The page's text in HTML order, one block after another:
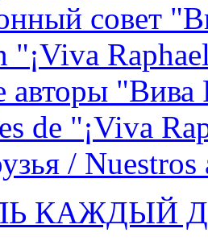
совет
"¡Viva
"Вива
de "¡Viva
/ Nuestros
КАЖДЫЙ